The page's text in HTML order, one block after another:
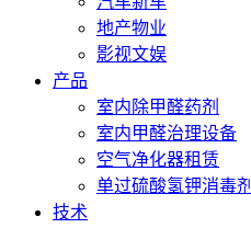
地产物业
影视文娱
产品
室内除甲醛药剂
室内甲醛治理设备
空气净化器租赁
单过硫酸氢钾消毒剂
技术